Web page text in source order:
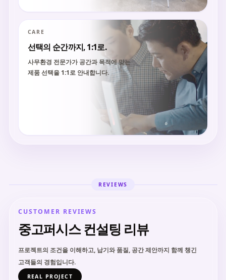
CARE
선택의 순간까지, 1:1로.
사무환경 전문가가 공간과 목적에 맞는
제품 선택을 1:1로 안내합니다.
REVIEWS
CUSTOMER REVIEWS
중고퍼시스 컨설팅 리뷰
프로젝트의 조건을 이해하고, 납기와 품질, 공간 제안까지 함께 챙긴
고객들의 경험입니다.
REAL PROJECT